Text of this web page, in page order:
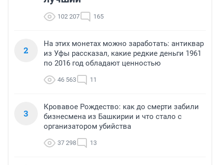
102 207 165
2
На этих монетах можно заработать: антиквар
из Уфы рассказал, какие редкие деньги 1961
по 2016 год обладают ценностью
46 563 11
3
Кровавое Рождество: как до смерти забили
бизнесмена из Башкирии и что стало с
организатором убийства
37 298 13